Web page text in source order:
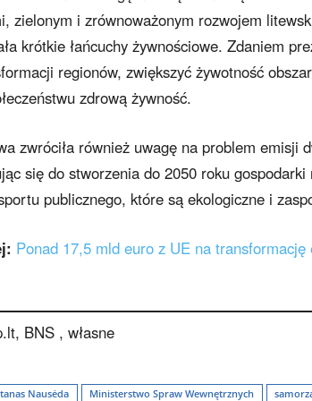
zielonym i zrównoważonym rozwojem
krótkie łańcuchy żywnościowe. Zdaniem
regionów, zwiększyć żywotność
zdrową żywność.
zwróciła również uwagę na problem emisji
się do stworzenia do 2050 roku
publicznego, które są ekologiczne i
Ponad 17,5 mld euro z UE na
BNS , własne
Nausėda Ministerstwo Spraw Wewnętrznych